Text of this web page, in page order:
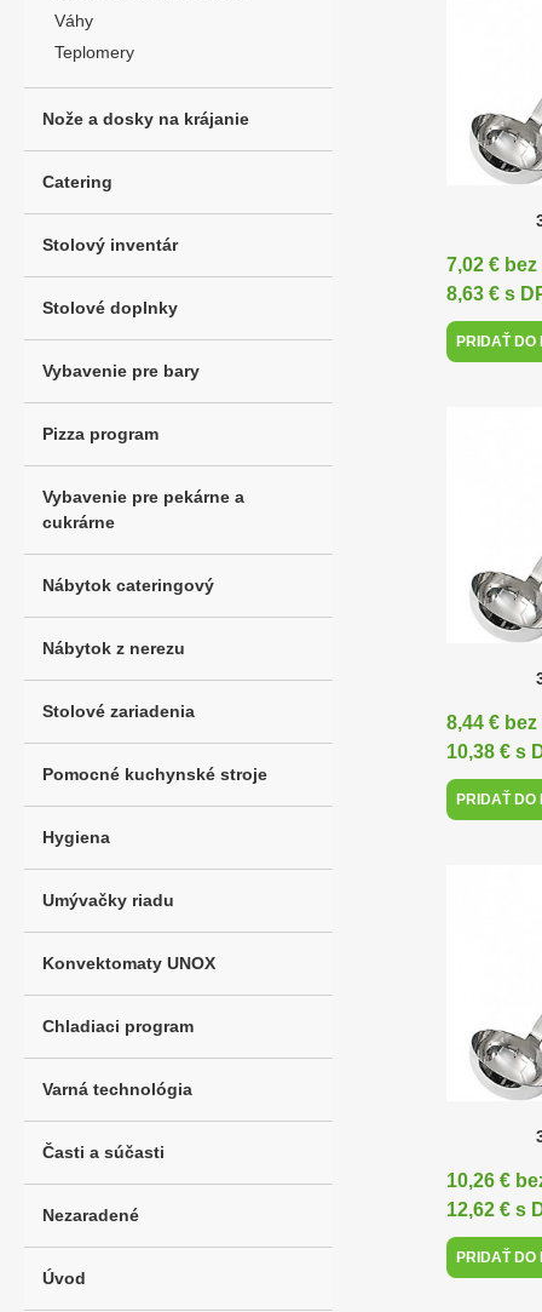
7,02 € bez
8,63 € s
PRIDAŤ DO
8,44 € bez
10,38 € s
PRIDAŤ DO
10,26 €
12,62 € s
PRIDAŤ DO
Váhy
Teplomery
Nože a dosky na krájanie
Catering
Stolový inventár
Stolové doplnky
Vybavenie pre bary
Pizza program
Vybavenie pre pekárne a
cukrárne
Nábytok cateringový
Nábytok z nerezu
Stolové zariadenia
Pomocné kuchynské stroje
Hygiena
Umývačky riadu
Konvektomaty UNOX
Chladiaci program
Varná technológia
Časti a súčasti
Nezaradené
Úvod